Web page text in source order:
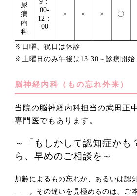
尿
病
内
科
9：
00-
12：
00
× × × 〇
※日曜、祝日は休診
※土曜日のみ午後は13:30～診療開始
脳神経内科（もの忘れ外来）
当院の脳神経内科担当の武田正
専門医でもあります。
～「もしかして認知症かも
ら、早めのご相談を～
加齢によるもの忘れか、あるいは認
——。その違いを見極めるのは、ご